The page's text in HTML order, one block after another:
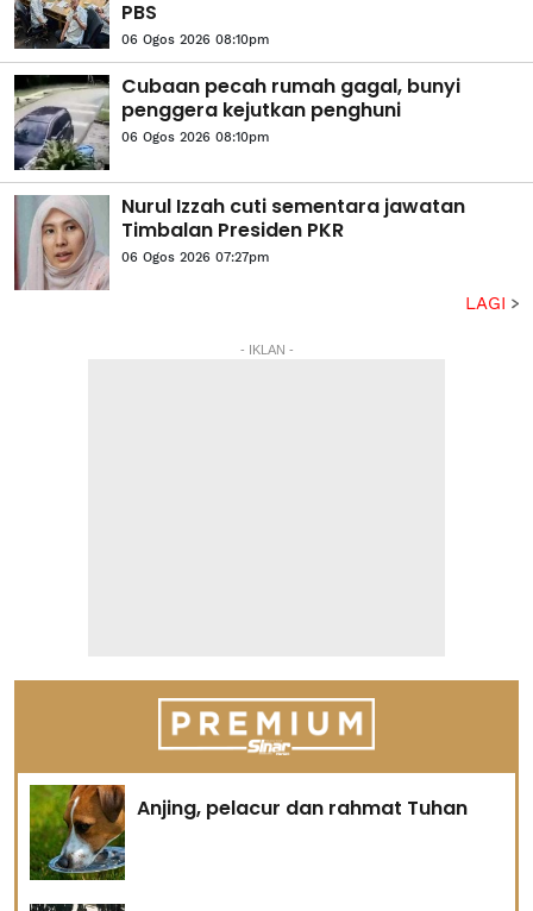
PBS
06 Ogos 2026 08:10pm
Cubaan pecah rumah gagal, bunyi
penggera kejutkan penghuni
06 Ogos 2026 08:10pm
Nurul Izzah cuti sementara jawatan
Timbalan Presiden PKR
06 Ogos 2026 07:27pm
LAGI
- IKLAN -
Anjing, pelacur dan rahmat Tuhan